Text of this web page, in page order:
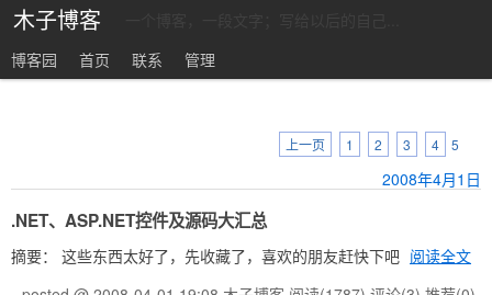
木子博客
博客园
首页 联系 管理
上一页 1 2 3 4 5
2008年4月1日
.NET、ASP.NET控件及源码大汇总
摘要： 这些东西太好了，先收藏了，喜欢的朋友赶快下吧 阅读全文